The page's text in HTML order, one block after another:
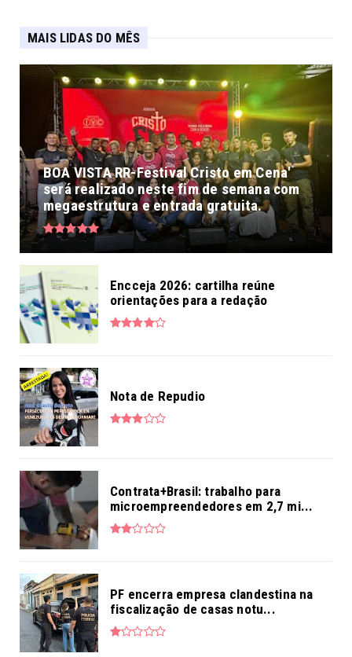
MAIS LIDAS DO MÊS
BOA VISTA RR-Festival Cristo em Cena'
será realizado neste fim de semana com
megaestrutura e entrada gratuita.
Encceja 2026: cartilha reúne
orientações para a redação
Nota de Repudio
Contrata+Brasil: trabalho para
microempreendedores em 2,7 mi...
PF encerra empresa clandestina na
fiscalização de casas notu...